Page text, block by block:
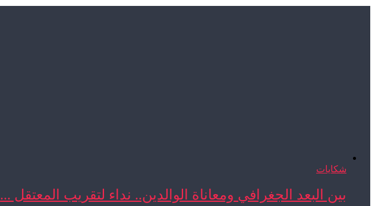
شكايات
بين البعد الجغرافي ومعاناة الوالدين.. نداء لتقريب المعتقل ...